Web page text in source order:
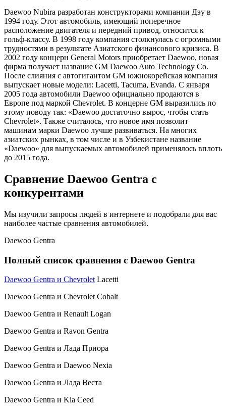
Daewoo Nubira разработан конструкторами компании Дэу в
1994 году. Этот автомобиль, имеющий поперечное
расположение двигателя и передний привод, относится к
гольф-классу. В 1998 году компания столкнулась с огромными
трудностями в результате Азиатского финансового кризиса. В
2002 году концерн General Motors приобретает Daewoo, новая
фирма получает название GM Daewoo Auto Technology Co.
После слияния с автогигантом GM южнокорейская компания
выпускает новые модели: Lacetti, Tacuma, Evanda. С января
2005 года автомобили Daewoo официально продаются в
Европе под маркой Chevrolet. В концерне GM выразились по
этому поводу так: «Daewoo достаточно вырос, чтобы стать
Chevrolet». Также считалось, что новое имя позволит
машинам марки Daewoo лучше развиваться. На многих
азиатских рынках, в том числе и в Узбекистане название
«Daewoo» для выпускаемых автомобилей применялось вплоть
до 2015 года.
Сравнение Daewoo Gentra с
конкурентами
Мы изучили запросы людей в интернете и подобрали для вас
наиболее частые сравнения автомобилей.
Daewoo Gentra
Полный список сравнения с Daewoo Gentra
Daewoo Gentra и Chevrolet Lacetti
Daewoo Gentra и Chevrolet Cobalt
Daewoo Gentra и Renault Logan
Daewoo Gentra и Ravon Gentra
Daewoo Gentra и Лада Приора
Daewoo Gentra и Daewoo Nexia
Daewoo Gentra и Лада Веста
Daewoo Gentra и Kia Ceed